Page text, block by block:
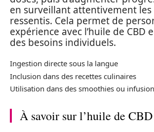
en surveillant attentivement les
ressentis. Cela permet de
expérience avec l’huile de CBD
des besoins individuels.
Ingestion directe sous la langue
Inclusion dans des recettes culinaires
Utilisation dans des smoothies ou
À savoir sur l’huile de CBD